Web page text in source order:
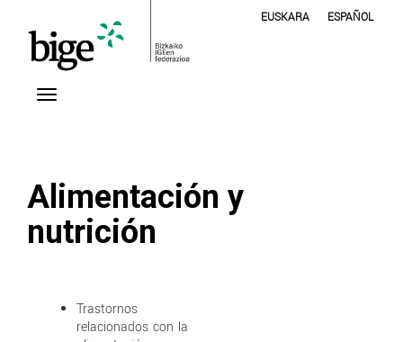
EUSKARA ESPAÑOL
Alimentación y
nutrición
Trastornos
relacionados con la